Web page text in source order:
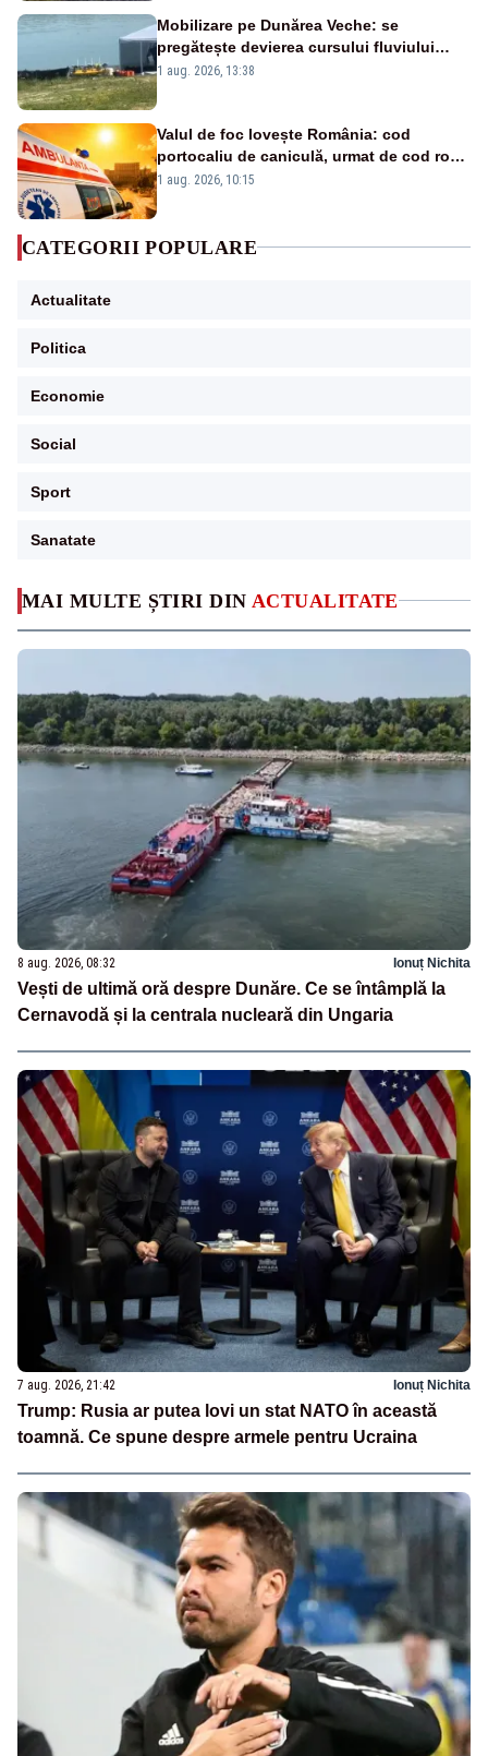
MAI MULTE ȘTIRI DIN ACTUALITATE
8 aug. 2026, 08:32 Ionuț Nichita
Vești de ultimă oră despre Dunăre. Ce se întâmplă la
Cernavodă și la centrala nucleară din Ungaria
7 aug. 2026, 21:42 Ionuț Nichita
Trump: Rusia ar putea lovi un stat NATO în această
toamnă. Ce spune despre armele pentru Ucraina
Mobilizare pe Dunărea Veche: se
pregătește devierea cursului fluviului
către Cernavodă – VIDEO
1 aug. 2026, 13:38
Valul de foc lovește România: cod
portocaliu de caniculă, urmat de cod roșu
duminică. Temperaturile urcă spre 40°C
1 aug. 2026, 10:15
CATEGORII POPULARE
Actualitate
Politica
Economie
Social
Sport
Sanatate